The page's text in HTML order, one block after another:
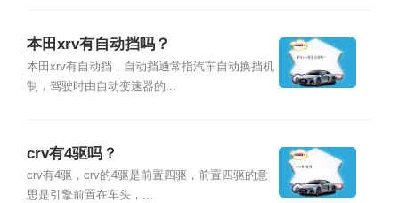
本田xrv有自动挡吗？
本田xrv有自动挡，自动挡通常指汽车自动换挡机
制，驾驶时由自动变速器的...
crv有4驱吗？
crv有4驱，crv的4驱是前置四驱，前置四驱的意
思是引擎前置在车头，...